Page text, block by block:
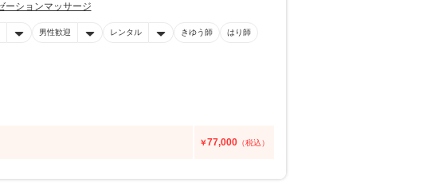
ーションマッサージ
男性歓迎 レンタル きゆう師 はり師
￥77,000 （税込）